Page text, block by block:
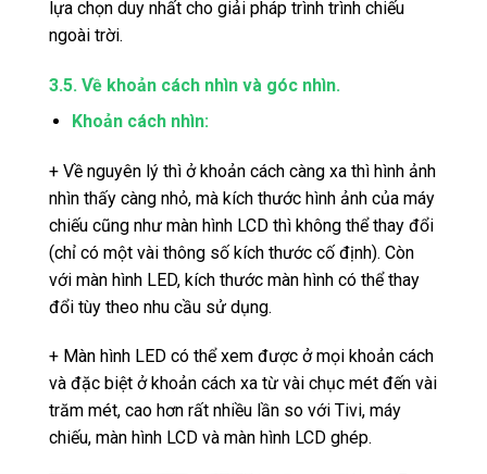
lựa chọn duy nhất cho giải pháp trình trình chiếu
ngoài trời.
3.5. Về khoản cách nhìn và góc nhìn.
Khoản cách nhìn:
+ Về nguyên lý thì ở khoản cách càng xa thì hình ảnh
nhìn thấy càng nhỏ, mà kích thước hình ảnh của máy
chiếu cũng như màn hình LCD thì không thể thay đổi
(chỉ có một vài thông số kích thước cố định). Còn
với màn hình LED, kích thước màn hình có thể thay
đổi tùy theo nhu cầu sử dụng.
+ Màn hình LED có thể xem được ở mọi khoản cách
và đặc biệt ở khoản cách xa từ vài chục mét đến vài
trăm mét, cao hơn rất nhiều lần so với Tivi, máy
chiếu, màn hình LCD và màn hình LCD ghép.